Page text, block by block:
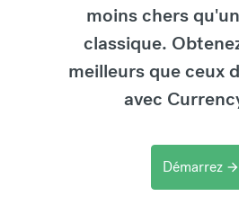
moins chers
classique.
meilleurs que ceux
avec
Démarrez arrow_forward